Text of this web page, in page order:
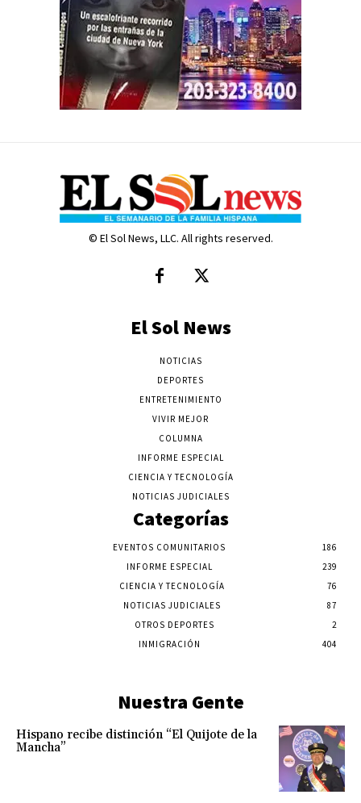
© El Sol News, LLC. All rights reserved.
El Sol News
NOTICIAS
DEPORTES
ENTRETENIMIENTO
VIVIR MEJOR
COLUMNA
INFORME ESPECIAL
CIENCIA Y TECNOLOGÍA
NOTICIAS JUDICIALES
Categorías
EVENTOS COMUNITARIOS
186
INFORME ESPECIAL
239
CIENCIA Y TECNOLOGÍA
76
NOTICIAS JUDICIALES
87
OTROS DEPORTES
2
INMIGRACIÓN
404
Nuestra Gente
Hispano recibe distinción “El Quijote de la
Mancha”